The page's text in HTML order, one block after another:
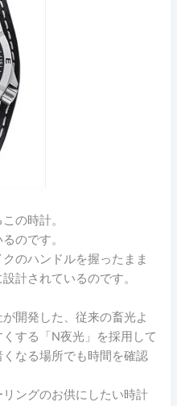
の時計。
のです。
のハンドルを握ったまま
計されているのです。
開発した、従来の畜光よ
する「N夜光」を採用して
なる場所でも時間を確認
ングのお供にしたい時計